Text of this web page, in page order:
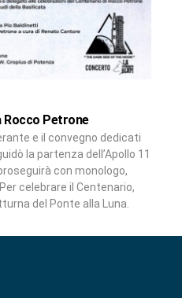
Rocco Petrone
e il convegno dedicati
la partenza dell’Apollo 11
con monologo,
celebrare il Centenario,
del Ponte alla Luna.